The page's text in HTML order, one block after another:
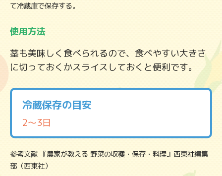
て冷蔵庫で保存する。
使用方法
茎も美味しく食べられるので、食べやすい大きさ
に切っておくかスライスしておくと便利です。
冷蔵保存の目安
2〜3日
参考文献 『農家が教える 野菜の収穫・保存・料理』西東社編集
部（西東社）